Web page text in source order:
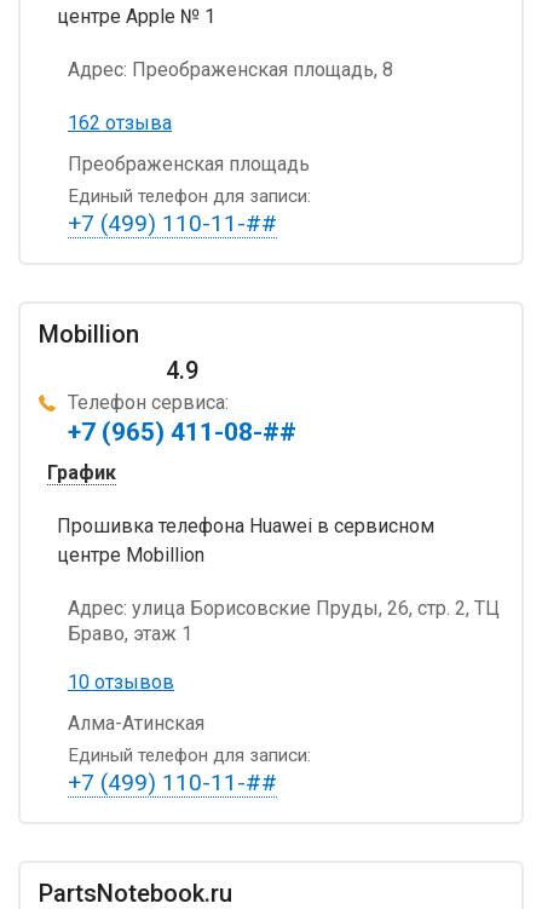
центре Apple № 1
Адрес: Преображенская площадь, 8
162 отзыва
Преображенская площадь
Единый телефон для записи:
+7 (499) 110-11-##
Mobillion
4.9
Телефон сервиса:
+7 (965) 411-08-##
График
Прошивка телефона Huawei в сервисном
центре Mobillion
Адрес: улица Борисовские Пруды, 26, стр. 2, ТЦ
Браво, этаж 1
10 отзывов
Алма-Атинская
Единый телефон для записи:
+7 (499) 110-11-##
PartsNotebook.ru